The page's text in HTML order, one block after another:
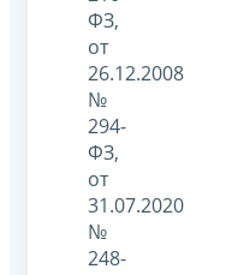
ФЗ,
от
26.12.2008
№
294-
ФЗ,
от
31.07.2020
№
248-